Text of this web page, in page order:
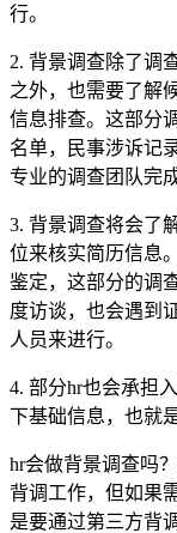
行。
2. 背景调查除了调
之外，也需要了解
信息排查。这部分
名单，民事涉诉记
专业的调查团队完成
3. 背景调查将会了
位来核实简历信息
鉴定，这部分的调
度访谈，也会遇到
人员来进行。
4. 部分hr也会承担
下基础信息，也就
hr会做背景调查吗
背调工作，但如果
是要通过第三方背